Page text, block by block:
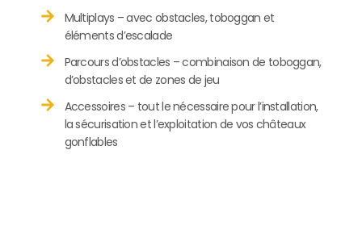
Multiplays – avec obstacles, toboggan et
éléments d’escalade
Parcours d’obstacles – combinaison de toboggan,
d’obstacles et de zones de jeu
Accessoires – tout le nécessaire pour l’installation,
la sécurisation et l’exploitation de vos châteaux
gonflables